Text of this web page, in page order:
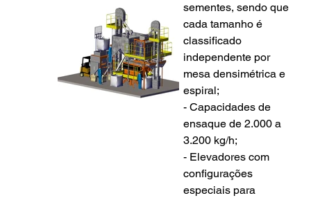
sementes, sendo que
cada tamanho é
classificado
independente por
mesa densimétrica e
espiral;
- Capacidades de
ensaque de 2.000 a
3.200 kg/h;
- Elevadores com
configurações
especiais para